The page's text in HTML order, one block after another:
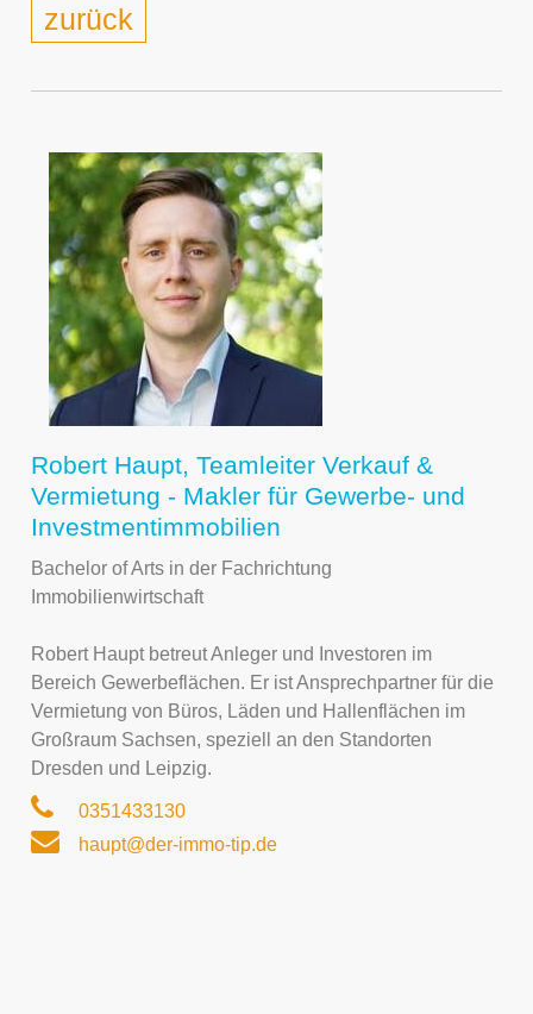
zurück
Robert Haupt, Teamleiter Verkauf &
Vermietung - Makler für Gewerbe- und
Investmentimmobilien
Bachelor of Arts in der Fachrichtung
Immobilienwirtschaft
Robert Haupt betreut Anleger und Investoren im
Bereich Gewerbeflächen. Er ist Ansprechpartner für die
Vermietung von Büros, Läden und Hallenflächen im
Großraum Sachsen, speziell an den Standorten
Dresden und Leipzig.
0351433130
haupt@der-immo-tip.de